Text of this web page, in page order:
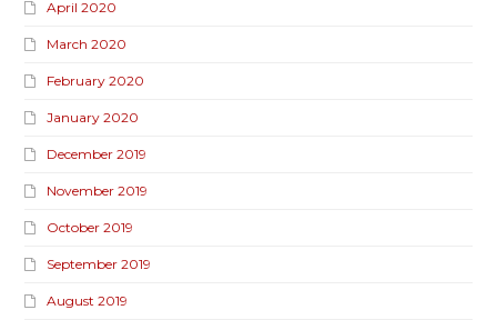
April 2020
March 2020
February 2020
January 2020
December 2019
November 2019
October 2019
September 2019
August 2019